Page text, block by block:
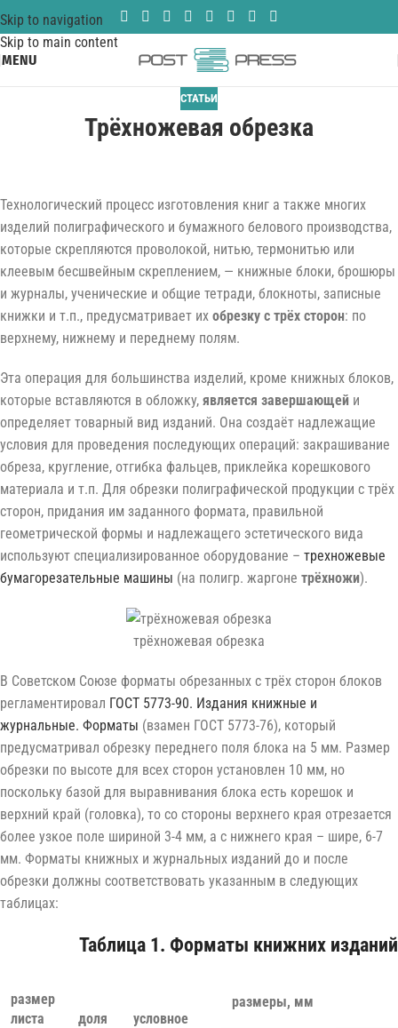
Skip to navigation
Skip to main content
MENU
СТАТЬИ
Трёхножевая обрезка
Технологический процесс изготовления книг а также многих
изделий полиграфического и бумажного белового производства,
которые скрепляются проволокой, нитью, термонитью или
клеевым бесшвейным скреплением, — книжные блоки, брошюры
и журналы, ученические и общие тетради, блокноты, записные
книжки и т.п., предусматривает их обрезку с трёх сторон: по
верхнему, нижнему и переднему полям.
Эта операция для большинства изделий, кроме книжных блоков,
которые вставляются в обложку, является завершающей и
определяет товарный вид изданий. Она создаёт надлежащие
условия для проведения последующих операций: закрашивание
обреза, кругление, отгибка фальцев, приклейка корешкового
материала и т.п. Для обрезки полиграфической продукции с трёх
сторон, придания им заданного формата, правильной
геометрической формы и надлежащего эстетического вида
используют специализированное оборудование – трехножевые
бумагорезательные машины (на полигр. жаргоне трёхножи).
трёхножевая обрезка
В Советском Союзе форматы обрезанных с трёх сторон блоков
регламентировал ГОСТ 5773-90. Издания книжные и
журнальные. Форматы (взамен ГОСТ 5773-76), который
предусматривал обрезку переднего поля блока на 5 мм. Размер
обрезки по высоте для всех сторон установлен 10 мм, но
поскольку базой для выравнивания блока есть корешок и
верхний край (головка), то со стороны верхнего края отрезается
более узкое поле шириной 3-4 мм, а с нижнего края – шире, 6-7
мм. Форматы книжных и журнальных изданий до и после
обрезки должны соответствовать указанным в следующих
таблицах:
Таблица 1. Форматы книжних изданий
размер
листа
доля
условное
размеры, мм